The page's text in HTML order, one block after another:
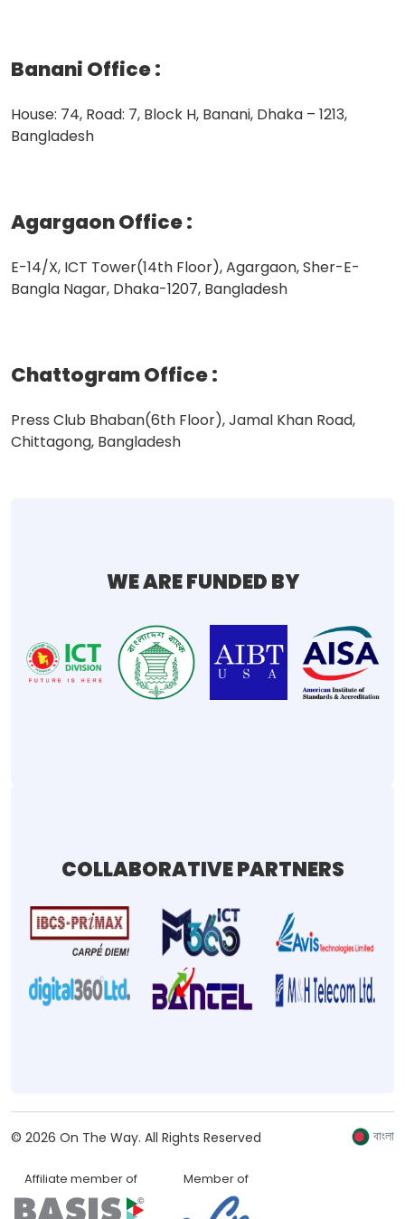
Banani Office:
House: 74, Road: 7, Block H, Banani, Dhaka – 1213,
Bangladesh
Agargaon Office:
E-14/X, ICT Tower(14th Floor), Agargaon, Sher-E-
Bangla Nagar, Dhaka-1207, Bangladesh
Chattogram Office:
Press Club Bhaban(6th Floor), Jamal Khan Road,
Chittagong, Bangladesh
WE ARE FUNDED BY
COLLABORATIVE PARTNERS
© 2026 On The Way. All Rights Reserved বাংলা
Affiliate member of Member of